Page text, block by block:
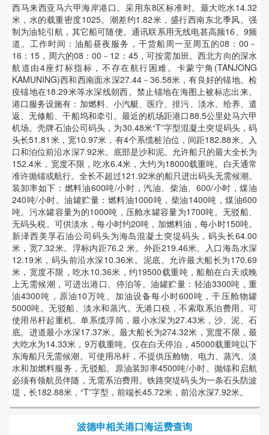
西马来西亚马六甲海岸港口。采用东8区标准时。最大吃水14.32
米，水的载重密度1025。潮差约1.82米，盛行西南东北季风。强
制为油轮引航，其它船可随便。通讯联系用无线电甚高频16、9频
道。工作时间：油船昼夜服务，干货船周一至周五的08：00－
16：15，周六的08：00－12：45，可按需加班。西北方向的深水
航道由4座灯标指标，不存在航行困难。卡蒙宁角(TANJONG
KAMUNING)西和西南面水深27.44－36.58米，有良好的锚地。检
疫锚地在18.29米等水深线朝西。禁止锚地在海图上被标志出来。
港口服务设施有：加燃料、小汽艇、医疗、排污、淡水、给养、遣
返、无修船、干船坞和牵引。最近的机场距港口88.5公里处马六甲
机场。壳牌石油公司码头，为30.48米“T”字型混凝土突堤码头，码
头长51.81米，宽10.97米，有4个系缆桩泊位，间距182.88米。入
口和泊位前沿水深7.92米。底部是沙和泥。允许船只的最大全长为
152.4米，宽度不限，吃水6.4米，大约为18000载重吨。白天通常
准许抛锚或航行。全长不超过121.92米的船只进出码头无需候潮。
装卸率如下：燃料油600吨/小时，汽油、柴油、600/小时，煤油
240吨/小时。油罐贮量：燃料油1000吨，柴油1400吨，煤油600
吨。污水罐容量为的1000吨，压舱水罐容量为1700吨。无驳船、
无码头税。可供淡水，每小时约20吨，加燃料油，每小时150吨。
新泽西美孚石油公司码头为海岛混凝土突堤码头，码头长64.00
米，宽7.32米。浮标内距76.2 米。外距219.46米。入口海岛水深
12.19米，码头前沿水深10.36米。泥底。允许最大船长为170.69
米，宽度不限，吃水10.36米，约19500载重吨，船舶在白天或晚
上无需候潮，可进出港口、停泊等。油罐贮量：轻油3300吨，重
油4300吨，原油10万吨。加油设备每小时600吨，干压舱物罐
5000吨。无驳船、淡水和蒸汽。无港口税，不索取系泊费用。可
使用吊杆起重机。单系缆浮筒，最小水深为27.43米，沙、泥、石
底。进道最小水深17.37米。最大船长为274.32米，宽度不限，最
大吃水为14.33米，9万载重吨。仅在白天停泊，45000载重吨以下
东海船只无需候潮。可使用吊杆，不提供压舱物、电力、蒸汽、淡
水和加燃料服务，无驳船。原油装卸率4500吨/小时。抛锚和启航
必须有领航员伴随，无需系泊费用。铁路突堤码头为一条石头防波
堤，长182.88米，“T”字型，前端长45.72米，前沿水深7.92米。
波德申相关港口海运费查询